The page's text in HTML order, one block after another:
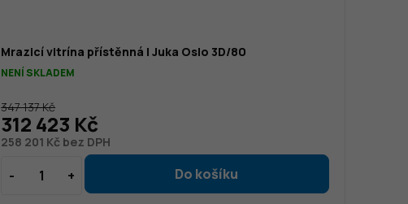
Mrazicí vitrína přístěnná | Juka Oslo 3D/80
NENÍ SKLADEM
258 201 Kč bez DPH
347 137 Kč
312 423 Kč